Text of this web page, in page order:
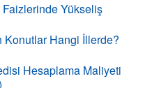
Yükseliş
Konutlar Hangi İllerde?
Hesaplama Maliyeti